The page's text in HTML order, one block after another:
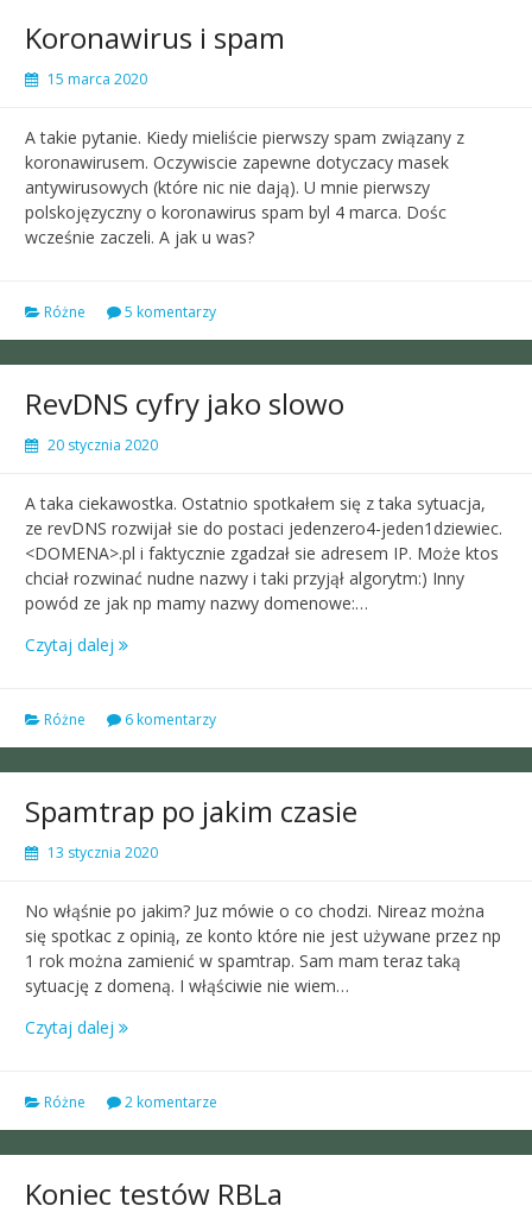
Koronawirus i spam
15 marca 2020
A takie pytanie. Kiedy mieliście pierwszy spam związany z
koronawirusem. Oczywiscie zapewne dotyczacy masek
antywirusowych (które nic nie dają). U mnie pierwszy
polskojęzyczny o koronawirus spam byl 4 marca. Dośc
wcześnie zaczeli. A jak u was?
Różne 5 komentarzy
RevDNS cyfry jako slowo
20 stycznia 2020
A taka ciekawostka. Ostatnio spotkałem się z taka sytuacja,
ze revDNS rozwijał sie do postaci jedenzero4-jeden1dziewiec.
<DOMENA>.pl i faktycznie zgadzał sie adresem IP. Może ktos
chciał rozwinać nudne nazwy i taki przyjął algorytm:) Inny
powód ze jak np mamy nazwy domenowe:…
Czytaj dalej
Różne 6 komentarzy
Spamtrap po jakim czasie
13 stycznia 2020
No włąśnie po jakim? Juz mówie o co chodzi. Nireaz można
się spotkac z opinią, ze konto które nie jest używane przez np
1 rok można zamienić w spamtrap. Sam mam teraz taką
sytuację z domeną. I włąściwie nie wiem…
Czytaj dalej
Różne 2 komentarze
Koniec testów RBLa